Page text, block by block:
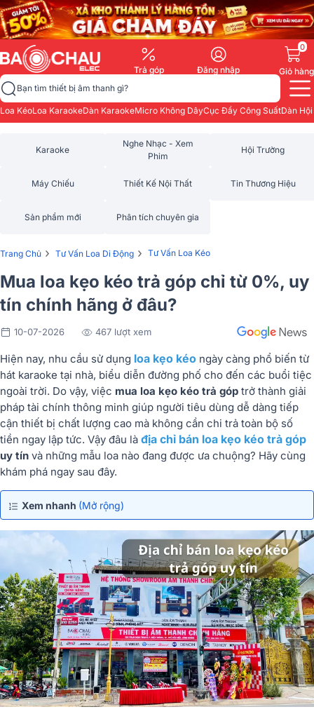
Trả góp Đăng nhập
0
Giỏ hàng
Bạn tìm thiết bị âm thanh gì?
Loa KéoLoa KaraokeDàn KaraokeMicro Không DâyCục Đẩy Công SuấtDàn
Karaoke
Nghe Nhạc - Xem
Phim
Hội Trường
Máy Chiếu Thiết Kế Nội Thất Tin Thương Hiệu
Sản phẩm mới Phân tích chuyên gia
Trang Chủ › Tư Vấn Loa Di Động › Tư Vấn Loa Kéo
Mua loa kẹo kéo trả góp chỉ từ 0%, uy
tín chính hãng ở đâu?
10-07-2026 467 lượt xem
Hiện nay, nhu cầu sử dụng loa kẹo kéo ngày càng phổ biến từ
hát karaoke tại nhà, biểu diễn đường phố cho đến các buổi tiệc
ngoài trời. Do vậy, việc mua loa kẹo kéo trả góp trở thành giải
pháp tài chính thông minh giúp người tiêu dùng dễ dàng tiếp
cận thiết bị chất lượng cao mà không cần chi trả toàn bộ số
tiền ngay lập tức. Vậy đâu là địa chỉ bán loa kẹo kéo trả góp
uy tín và những mẫu loa nào đang được ưa chuộng? Hãy cùng
khám phá ngay sau đây.
Xem nhanh (Mở rộng)